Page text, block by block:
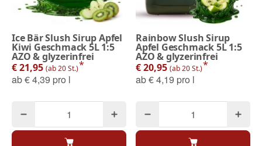
Ice Bär Slush Sirup Apfel
Kiwi Geschmack 5L 1:5
AZO & glyzerinfrei
€ 21,95 (ab 20 St.)*
ab€ 4,39 pro l
Rainbow Slush Sirup
Apfel Geschmack 5L 1:5
AZO & glyzerinfrei
€ 20,95 (ab 20 St.)*
ab€ 4,19 pro l